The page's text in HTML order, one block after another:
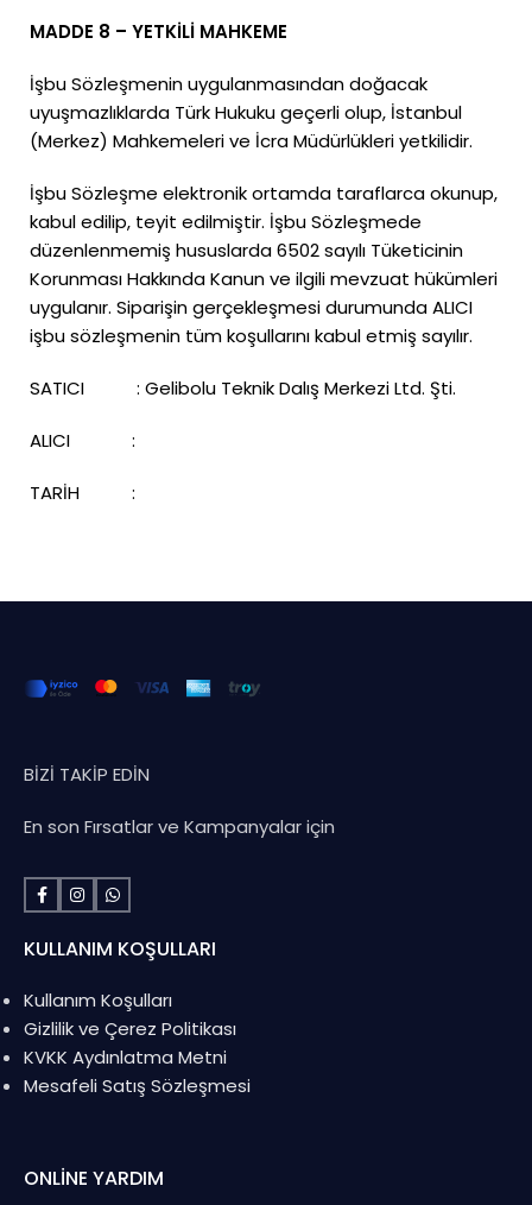
MADDE 8 – YETKİLİ MAHKEME
İşbu Sözleşmenin uygulanmasından doğacak
uyuşmazlıklarda Türk Hukuku geçerli olup, İstanbul
(Merkez) Mahkemeleri ve İcra Müdürlükleri yetkilidir.
İşbu Sözleşme elektronik ortamda taraflarca okunup,
kabul edilip, teyit edilmiştir. İşbu Sözleşmede
düzenlenmemiş hususlarda 6502 sayılı Tüketicinin
Korunması Hakkında Kanun ve ilgili mevzuat hükümleri
uygulanır. Siparişin gerçekleşmesi durumunda ALICI
işbu sözleşmenin tüm koşullarını kabul etmiş sayılır.
SATICI : Gelibolu Teknik Dalış Merkezi Ltd. Şti.
ALICI :
TARİH :
BİZİ TAKİP EDİN
En son Fırsatlar ve Kampanyalar için
KULLANIM KOŞULLARI
Kullanım Koşulları
Gizlilik ve Çerez Politikası
KVKK Aydınlatma Metni
Mesafeli Satış Sözleşmesi
ONLINE YARDIM